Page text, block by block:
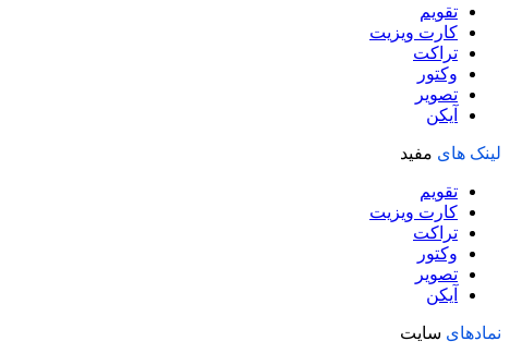
تقویم
کارت ویزیت
تراکت
وکتور
تصویر
آیکن
لینک های مفید
تقویم
کارت ویزیت
تراکت
وکتور
تصویر
آیکن
نمادهای سایت